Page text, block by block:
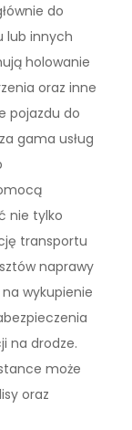
do
lub innych
holowanie
oraz inne
pojazdu do
gama usług
nie tylko
transportu
naprawy
wykupienie
na drodze.
może
oraz